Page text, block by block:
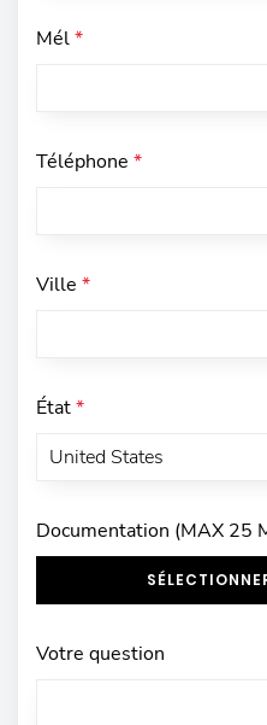
Mél*
Téléphone *
Ville *
État*
Documentation (MAX 25
Votre question